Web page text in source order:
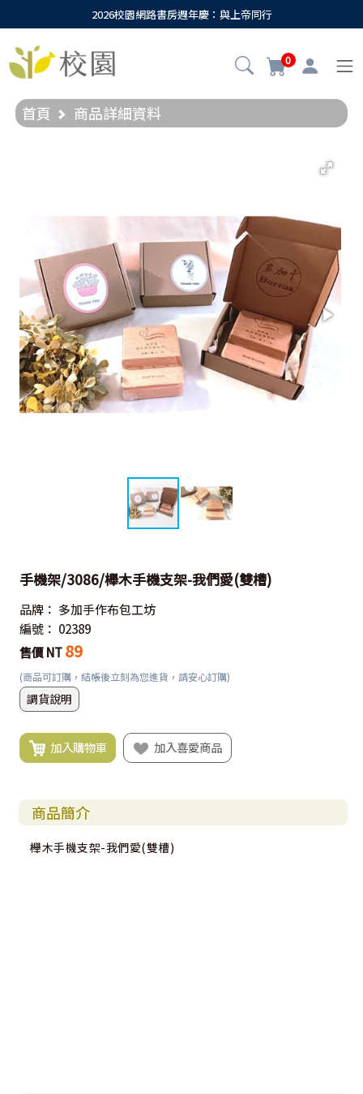
2026校園網路書房週年慶：與上帝同行
0
首頁 商品詳細資料
手機架/3086/櫸木手機支架-我們愛(雙槽)
品牌： 多加手作布包工坊
編號： 02389
售價 NT 89
(商品可訂購，結帳後立刻為您進貨，請安心訂購)
調貨說明
加入購物車 加入喜愛商品
商品簡介
櫸木手機支架-我們愛(雙槽)